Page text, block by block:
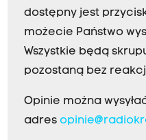
dostępny jest
możecie Państwo
Wszystkie będą
pozostaną bez
Opinie można
adres